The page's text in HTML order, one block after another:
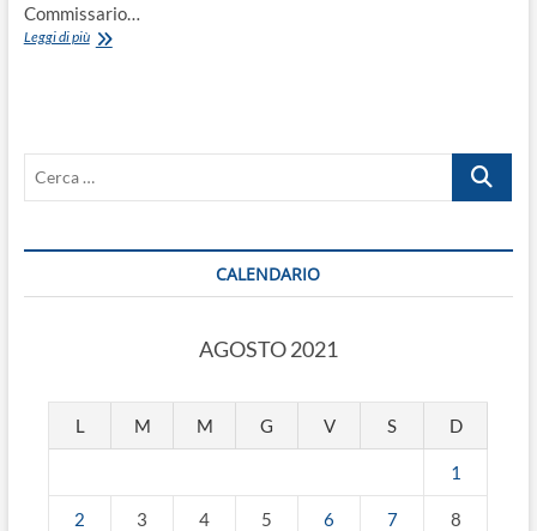
Commissario…
Leggi di piùAPPROFONDIMENTO
Cerca
CALENDARIO
AGOSTO 2021
L M M G V S D
1
2 3 4 5 6 7 8